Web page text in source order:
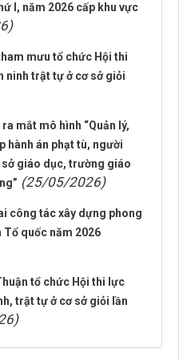
I, năm 2026 cấp khu vực
mưu tổ chức Hội thi
ninh trật tự ở cơ sở giỏi
mắt mô hình “Quản lý,
hành án phạt tù, người
sở giáo dục, trường giáo
(25/05/2026)
công tác xây dựng phong
Tổ quốc năm 2026
tổ chức Hội thi lực
trật tự ở cơ sở giỏi lần